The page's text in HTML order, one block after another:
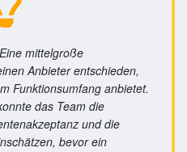
mittelgroße
Anbieter entschieden,
Funktionsumfang anbietet.
das Team die
und die
bevor ein